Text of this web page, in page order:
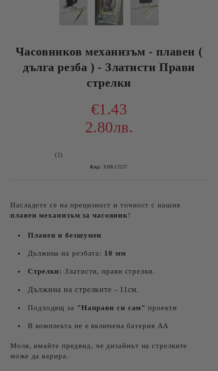
Часовников механизъм - плавен (
дълга резба ) - Златисти Прави
стрелки
€1.43
2.80лв.
(1)
Код: ХИК12257
Насладете се на прецизност и точност с нашия
плавен механизъм за часовник!
Плавен и безшумен
Дължина на резбата: 10 мм
Стрелки:Златисти, прави стрелки.
Дължина на стрелките - 11см.
Подходящ за "Направи си сам" проекти
В комплекта не е включена батерия АА
Моля, имайте предвид, че дизайнът на стрелките
може да варира.